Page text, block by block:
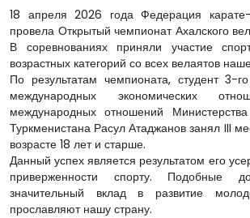
18 апреля 2026 года Федерация
провела Открытый чемпионат Ахалского
В соревнованиях приняли участие
возрастных категорий со всех велаятов
По результатам чемпионата, студент 3-
международных экономических
международных отношений
Туркменистана Расул Атаджанов занял III
возрасте 18 лет и старше.
Данный успех является результатом его
приверженности спорту. Подобные
значительный вклад в развитие
прославляют нашу страну.